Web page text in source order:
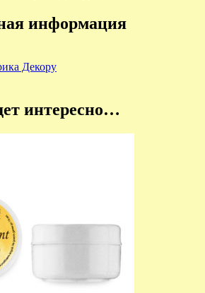
информация
Декору
интересно…